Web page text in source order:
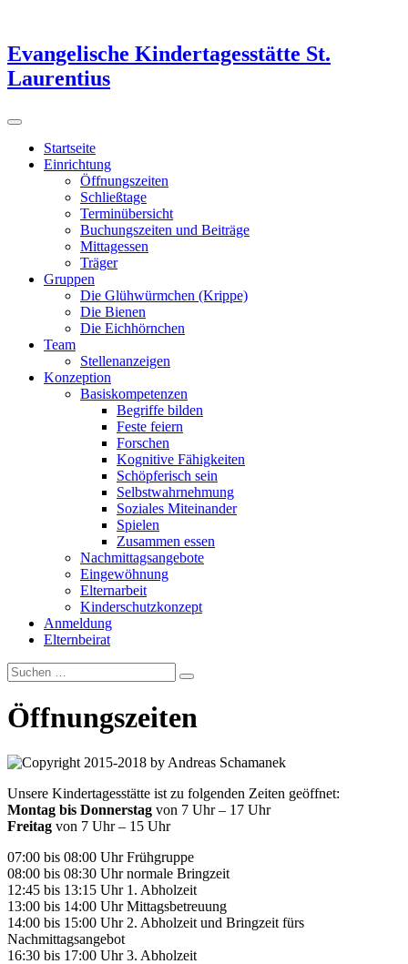
Evangelische Kindertagesstätte St.
Laurentius
Startseite
Einrichtung
Öffnungszeiten
Schließtage
Terminübersicht
Buchungszeiten und Beiträge
Mittagessen
Träger
Gruppen
Die Glühwürmchen (Krippe)
Die Bienen
Die Eichhörnchen
Team
Stellenanzeigen
Konzeption
Basiskompetenzen
Begriffe bilden
Feste feiern
Forschen
Kognitive Fähigkeiten
Schöpferisch sein
Selbstwahrnehmung
Soziales Miteinander
Spielen
Zusammen essen
Nachmittagsangebote
Eingewöhnung
Elternarbeit
Kinderschutzkonzept
Anmeldung
Elternbeirat
Öffnungszeiten
Unsere Kindertagesstätte ist zu folgenden Zeiten geöffnet:
Montag bis Donnerstag von 7 Uhr – 17 Uhr
Freitag von 7 Uhr – 15 Uhr
07:00 bis 08:00 Uhr Frühgruppe
08:00 bis 08:30 Uhr normale Bringzeit
12:45 bis 13:15 Uhr 1. Abholzeit
13:00 bis 14:00 Uhr Mittagsbetreuung
14:00 bis 15:00 Uhr 2. Abholzeit und Bringzeit fürs
Nachmittagsangebot
16:30 bis 17:00 Uhr 3. Abholzeit